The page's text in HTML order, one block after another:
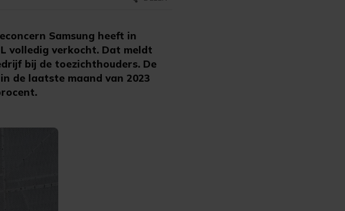
Samsung heeft in
volledig verkocht. Dat meldt
bij de toezichthouders. De
de laatste maand van 2023